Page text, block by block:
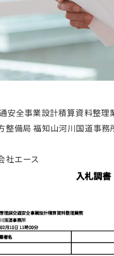
安全事業設計積算資料整理
整備局 福知山河川国道事務
社エース